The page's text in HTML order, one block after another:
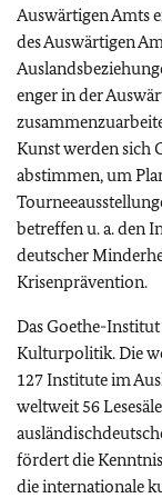
Auswärtigen Amts
des Auswärtigen
enger in der
Kunst werden sich
abstimmen, um
betreffen u. a. den
deutscher
Krisenprävention.
Das Goethe-
Kulturpolitik. Die
127 Institute im
weltweit 56
fördert die
die internationale